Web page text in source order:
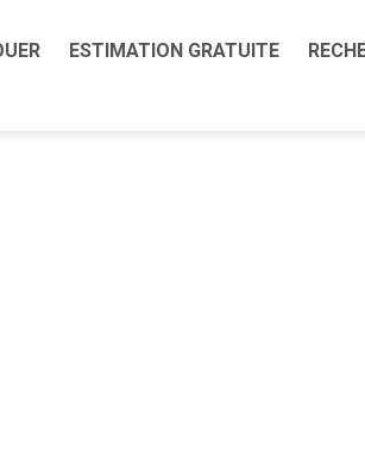
ESTIMATION GRATUITE